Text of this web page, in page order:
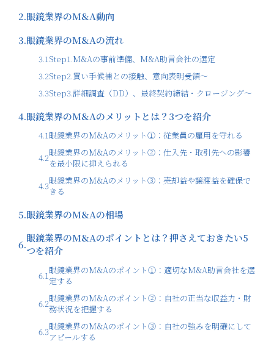
2.眼鏡業界のM&A動向
3.眼鏡業界のM&Aの流れ
3.1Step1.M&Aの事前準備、M&A助言会社の選定
3.2Step2.買い手候補との接触、意向表明受領～
3.3Step3.詳細調査（DD）、最終契約締結・クロージング～
4.眼鏡業界のM&Aのメリットとは？3つを紹介
4.1眼鏡業界のM&Aのメリット①：従業員の雇用を守れる
4.2眼鏡業界のM&Aのメリット②：仕入先・取引先への影響
を最小限に抑えられる
4.3眼鏡業界のM&Aのメリット③：売却益や譲渡益を確保で
きる
5.眼鏡業界のM&Aの相場
6.眼鏡業界のM&Aのポイントとは？押さえておきたい5
つを紹介
6.1眼鏡業界のM&Aのポイント①：適切なM&A助言会社を選
定する
6.2眼鏡業界のM&Aのポイント②：自社の正当な収益力・財
務状況を把握する
6.3眼鏡業界のM&Aのポイント③：自社の強みを明確にして
アピールする